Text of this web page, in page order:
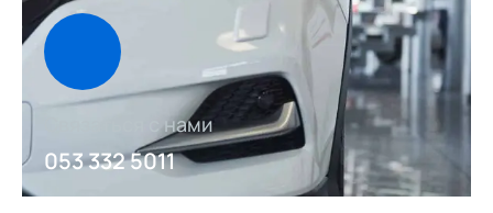
Связаться с нами
053 332 5011